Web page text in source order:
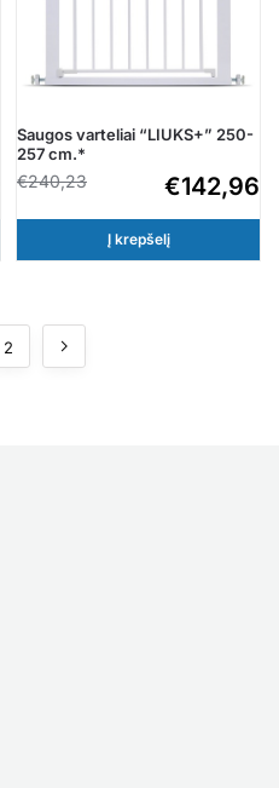
Saugos varteliai “LIUKS+” 250-
257 cm.*
€240,23 €142,96
Į krepšelį
2